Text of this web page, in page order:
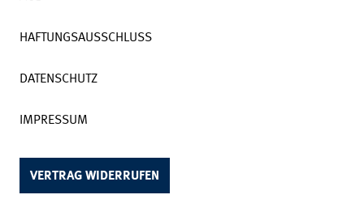
HAFTUNGSAUSSCHLUSS
DATENSCHUTZ
IMPRESSUM
VERTRAG WIDERRUFEN